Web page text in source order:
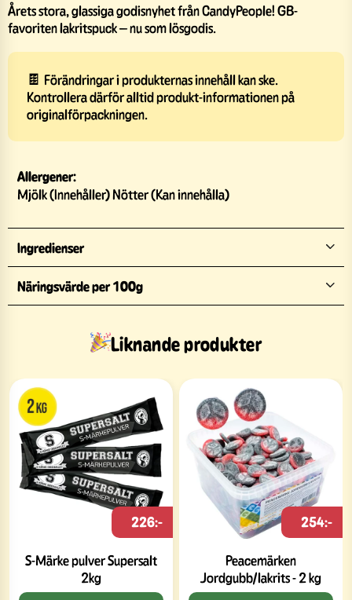
Årets stora, glassiga godisnyhet från CandyPeople! GB-
favoriten lakritspuck – nu som lösgodis.
🍫 Förändringar i produkternas innehåll kan ske.
Kontrollera därför alltid produkt-informationen på
originalförpackningen.
Allergener:
Mjölk (Innehåller) Nötter (Kan innehålla)
Ingredienser
Näringsvärde per 100g
Liknande produkter
S-Märke pulver Supersalt
2kg
226:-
Peacemärken
Jordgubb/lakrits - 2 kg
254:-